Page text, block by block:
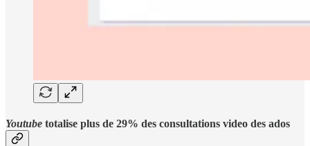
Youtube totalise plus de 29% des consultations video des ados